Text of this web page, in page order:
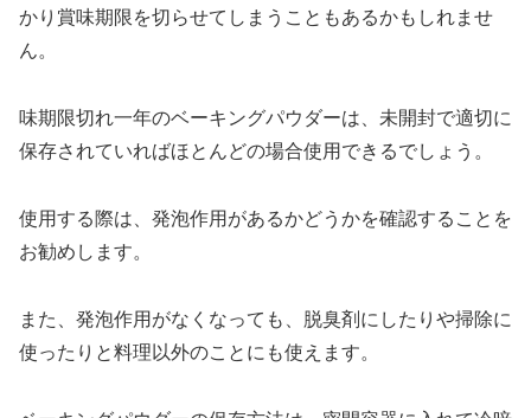
かり賞味期限を切らせてしまうこともあるかもしれませ
ん。
味期限切れ一年のベーキングパウダーは、未開封で適切に
保存されていればほとんどの場合使用できるでしょう。
使用する際は、発泡作用があるかどうかを確認することを
お勧めします。
また、発泡作用がなくなっても、脱臭剤にしたりや掃除に
使ったりと料理以外のことにも使えます。